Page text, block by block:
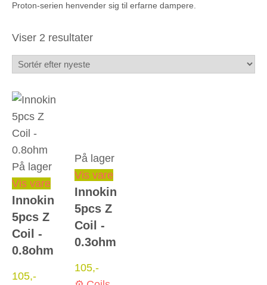
Proton-serien henvender sig til erfarne dampere.
Viser 2 resultaterSorteret
efter
seneste
På lager
Vis vare
Innokin
5pcs Z
Coil -
0.8ohm
105,-
På lager
Vis vare
Innokin
5pcs Z
Coil -
0.3ohm
105,-